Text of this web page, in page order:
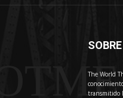
The World
transmitido